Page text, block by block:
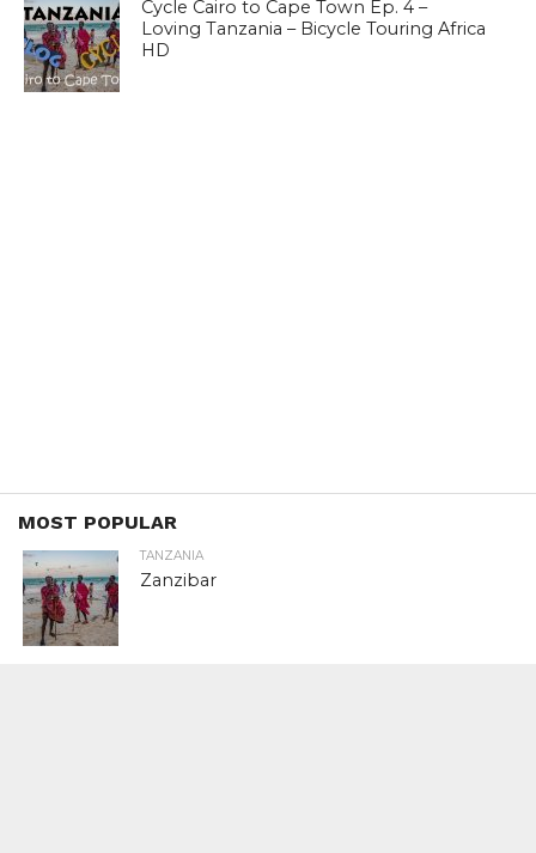
Cycle Cairo to Cape Town Ep. 4 –
Loving Tanzania – Bicycle Touring Africa
HD
MOST POPULAR
TANZANIA
Zanzibar